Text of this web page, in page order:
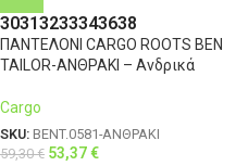
30313233343638
ΠΑΝΤΕΛΟΝΙ CARGO ROOTS BEN
TAILOR-ΑΝΘΡΑΚΙ – Ανδρικά
Cargo
SKU: BENT.0581-ΑΝΘΡΑΚΙ
59,30€ 53,37€